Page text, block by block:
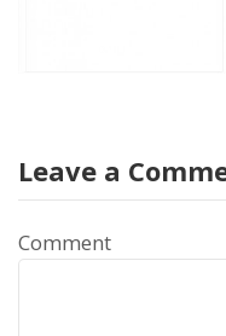
Leave a
Comment